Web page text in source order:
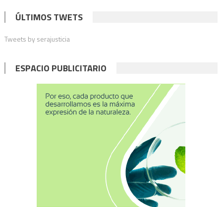
ÚLTIMOS TWETS
Tweets by serajusticia
ESPACIO PUBLICITARIO